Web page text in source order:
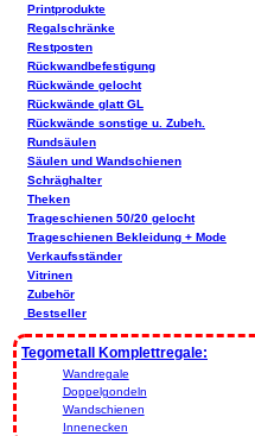
Printprodukte
Regalschränke
Restposten
Rückwandbefestigung
Rückwände gelocht
Rückwände glatt GL
Rückwände sonstige u. Zubeh.
Rundsäulen
Säulen und Wandschienen
Schräghalter
Theken
Trageschienen 50/20 gelocht
Trageschienen Bekleidung + Mode
Verkaufsständer
Vitrinen
Zubehör
Bestseller
Tegometall Komplettregale:
Wandregale
Doppelgondeln
Wandschienen
Innenecken